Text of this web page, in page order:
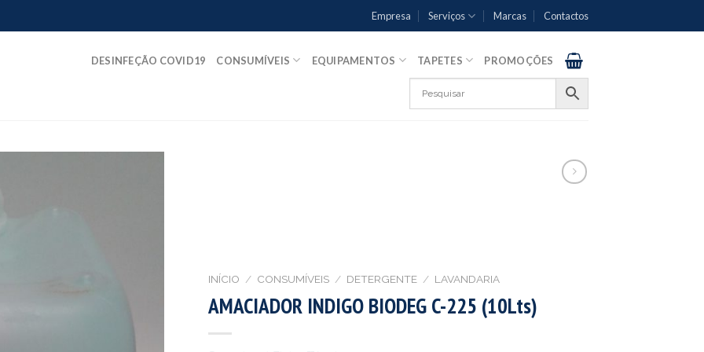
Empresa Serviços Marcas Contactos
DESINFEÇÃO COVID19 CONSUMÍVEIS EQUIPAMENTOS TAPETES PROMOÇÕES
INÍCIO / CONSUMÍVEIS / DETERGENTE / LAVANDARIA
AMACIADOR INDIGO BIODEG C-225 (10Lts)